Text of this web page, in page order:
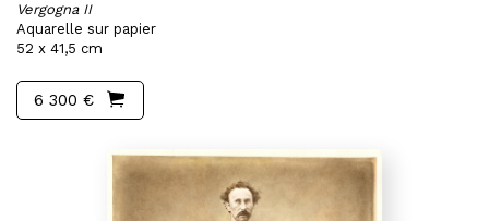
Vergogna II
Aquarelle sur papier
52 x 41,5 cm
6 300 €